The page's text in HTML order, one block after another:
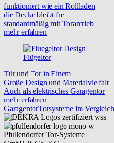
funktioniert wie ein Rollladen
die Decke bleibt frei
standardmäßig mit Torantrieb
mehr erfahren
Flügeltor
Tür und Tor in Einem
Große Design und Materialvielfalt
Auch als elektrisches Garagentor
mehr erfahren
GaragentorTorsysteme im Vergleich
Pfullendorfer Tor-Systeme